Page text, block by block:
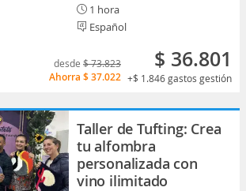
1 hora
Español
desde $ 73.823
Ahorra $ 37.022
$ 36.801
+$ 1.846gastos gestión
Taller de Tufting: Crea
tu alfombra
personalizada con
vino ilimitado